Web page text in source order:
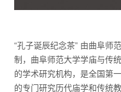
“孔子诞辰纪念茶” 由曲阜师
制，曲阜师范大学学庙与传
的学术研究机构，是全国第
的专门研究历代庙学和传统